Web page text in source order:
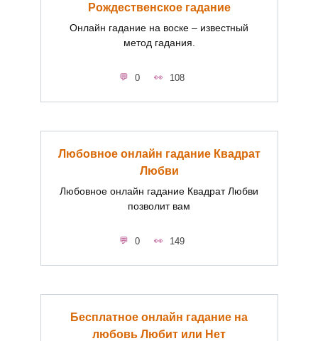
Рождественское гадание
Онлайн гадание на воске – известный
метод гадания.
0 108
Любовное онлайн гадание Квадрат
Любви
Любовное онлайн гадание Квадрат Любви
позволит вам
0 149
Бесплатное онлайн гадание на
любовь Любит или Нет